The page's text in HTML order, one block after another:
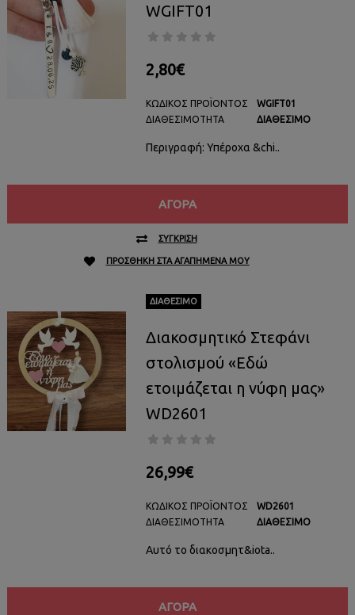
WGIFT01
2,80€
ΚΩΔΙΚΌΣ ΠΡΟΪΌΝΤΟΣ
ΔΙΑΘΕΣΙΜΌΤΗΤΑ
WGIFT01
ΔΙΑΘΈΣΙΜΟ
Περιγραφή: Υπέροχα &chi..
ΑΓΟΡΆ
ΣΎΓΚΡΙΣΗ
ΠΡΟΣΘΉΚΗ ΣΤΑ ΑΓΑΠΗΜΈΝΑ ΜΟΥ
ΔΙΑΘΈΣΙΜΟ
Διακοσμητικό Στεφάνι
στολισμού «Εδώ
ετοιμάζεται η νύφη μας»
WD2601
26,99€
ΚΩΔΙΚΌΣ ΠΡΟΪΌΝΤΟΣ
ΔΙΑΘΕΣΙΜΌΤΗΤΑ
WD2601
ΔΙΑΘΈΣΙΜΟ
Αυτό το διακοσμητ&iota..
ΑΓΟΡΆ